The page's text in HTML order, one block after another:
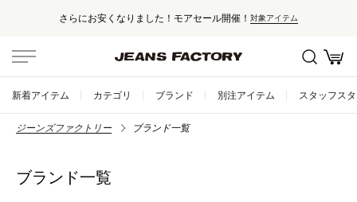
さらにお安くなりました！モアセール開催！ 対象アイテム
新着アイテム カテゴリ ブランド 別注アイテム スタッフス
ジーンズファクトリー ブランド一覧
ブランド一覧